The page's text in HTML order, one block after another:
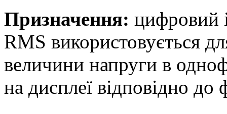
Призначення: цифровий
RMS використовується
величини напруги в
на дисплеї відповідно